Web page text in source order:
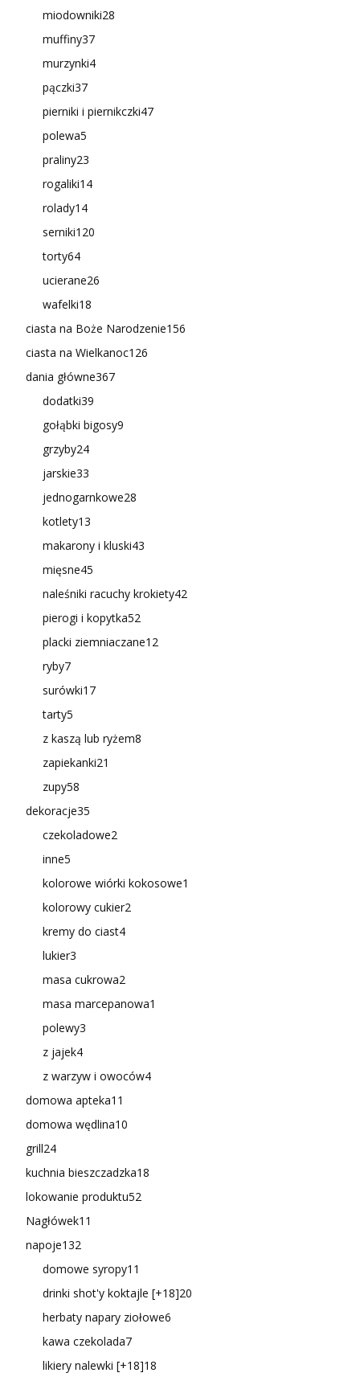
miodowniki28
muffiny37
murzynki4
pączki37
pierniki i piernikczki47
polewa5
praliny23
rogaliki14
rolady14
serniki120
torty64
ucierane26
wafelki18
ciasta na Boże Narodzenie156
ciasta na Wielkanoc126
dania główne367
dodatki39
gołąbki bigosy9
grzyby24
jarskie33
jednogarnkowe28
kotlety13
makarony i kluski43
mięsne45
naleśniki racuchy krokiety42
pierogi i kopytka52
placki ziemniaczane12
ryby7
surówki17
tarty5
z kaszą lub ryżem8
zapiekanki21
zupy58
dekoracje35
czekoladowe2
inne5
kolorowe wiórki kokosowe1
kolorowy cukier2
kremy do ciast4
lukier3
masa cukrowa2
masa marcepanowa1
polewy3
z jajek4
z warzyw i owoców4
domowa apteka11
domowa wędlina10
grill24
kuchnia bieszczadzka18
lokowanie produktu52
Nagłówek11
napoje132
domowe syropy11
drinki shot'y koktajle [+18]20
herbaty napary ziołowe6
kawa czekolada7
likiery nalewki [+18]18